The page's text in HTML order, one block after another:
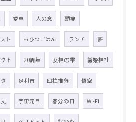
愛車 人の念 頭痛
ト おひつごはん ランチ 夢
ト 20周年 女神の雫 織姫神社
足利市 四柱推命 悟空
宇宙元旦 春分の日 Wi-Fi